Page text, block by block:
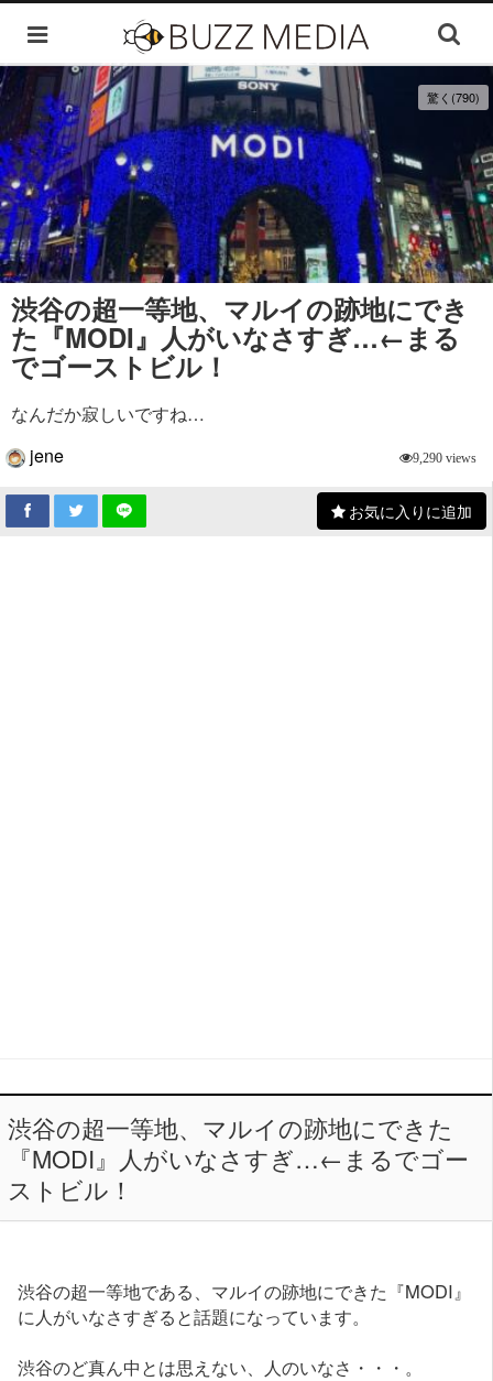
驚く(790)
渋谷の超一等地、マルイの跡地にでき
た『MODI』人がいなさすぎ…←まる
でゴーストビル！
なんだか寂しいですね…
jene
9,290 views
お気に入りに追加
渋谷の超一等地、マルイの跡地にできた
『MODI』人がいなさすぎ…←まるでゴー
ストビル！
渋谷の超一等地である、マルイの跡地にできた『MODI』
に人がいなさすぎると話題になっています。
渋谷のど真ん中とは思えない、人のいなさ・・・。